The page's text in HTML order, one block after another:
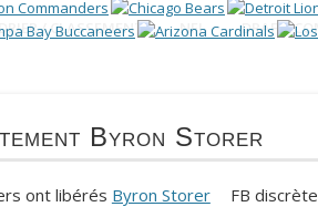
/ CLASSEMENT NFL DRAFT/
Byron Storer
ont libérés Byron Storer
FB